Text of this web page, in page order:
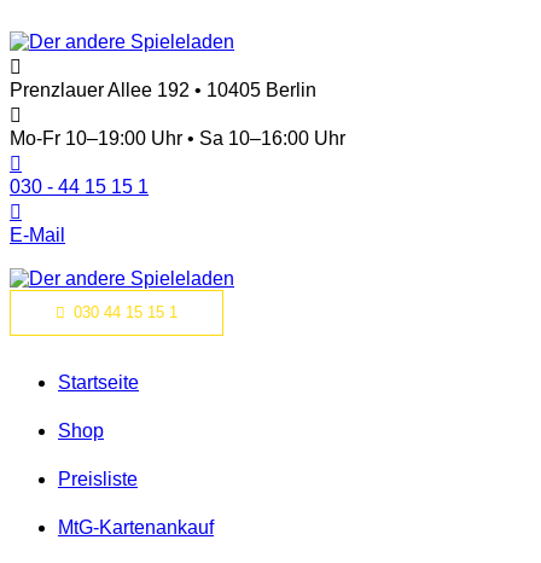
Prenzlauer Allee 192 • 10405 Berlin
Mo-Fr 10–19:00 Uhr • Sa 10–16:00 Uhr
030 - 44 15 15 1
E-Mail
030 44 15 15 1
Startseite
Shop
Preisliste
MtG-Kartenankauf